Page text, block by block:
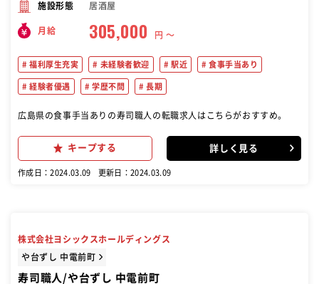
施設形態 居酒屋
月給 305,000 円 〜
福利厚生充実 未経験者歓迎 駅近 食事手当あり
経験者優遇 学歴不問 長期
広島県の食事手当ありの寿司職人の転職求人はこちらがおすすめ。
キープする 詳しく見る
作成日：2024.03.09 更新日：2024.03.09
株式会社ヨシックスホールディングス
や台ずし 中電前町
寿司職人/や台ずし 中電前町